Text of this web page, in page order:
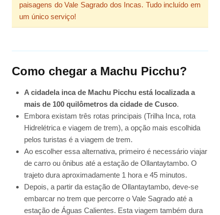
paisagens do Vale Sagrado dos Incas. Tudo incluído em
um único serviço!
Como chegar a Machu Picchu?
A cidadela inca de Machu Picchu está localizada a
mais de 100 quilômetros da cidade de Cusco.
Embora existam três rotas principais (Trilha Inca, rota
Hidrelétrica e viagem de trem), a opção mais escolhida
pelos turistas é a viagem de trem.
Ao escolher essa alternativa, primeiro é necessário viajar
de carro ou ônibus até a estação de Ollantaytambo. O
trajeto dura aproximadamente 1 hora e 45 minutos.
Depois, a partir da estação de Ollantaytambo, deve-se
embarcar no trem que percorre o Vale Sagrado até a
estação de Águas Calientes. Esta viagem também dura